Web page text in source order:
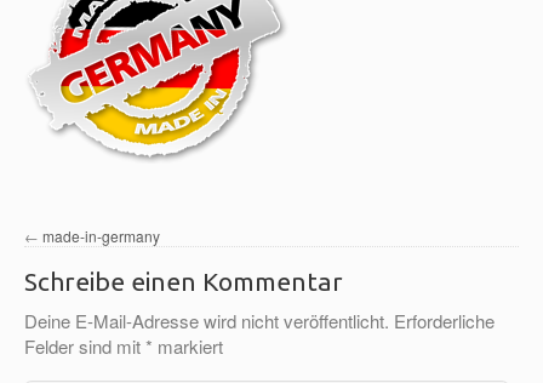
← made-in-germany
Schreibe einen Kommentar
Deine E-Mail-Adresse wird nicht veröffentlicht. Erforderliche
Felder sind mit* markiert